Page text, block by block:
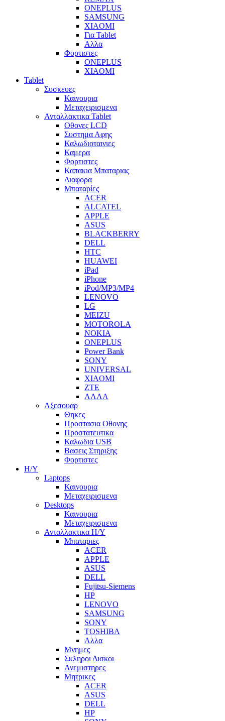
ONEPLUS
SAMSUNG
XIAOMI
Για Tablet
Αλλα
Φορτιστες
ONEPLUS
XIAOMI
Tablet
Συσκευες
Καινουρια
Μεταχειρισμενα
Ανταλλακτικα Tablet
Οθονες LCD
Συστημα Αφης
Καλωδιοταινιες
Καμερα
Φορτιστες
Καπακια Μπαταριας
Διαφορα
Μπαταρίες
ACER
ALCATEL
APPLE
ASUS
BLACKBERRY
DELL
HTC
HUAWEI
iPad
iPhone
iPod/MP3/MP4
LENOVO
LG
MEIZU
MOTOROLA
NOKIA
ONEPLUS
Power Bank
SONY
UNIVERSAL
XIAOMI
ZTE
ΑΛΛΑ
Αξεσουαρ
Θηκες
Προστασια Οθονης
Προστατευτικα
Καλωδια USB
Βασεις Στηριξης
Φορτιστες
Η/Υ
Laptops
Καινουρια
Μεταχειρισμενα
Desktops
Καινουρια
Μεταχειρισμενα
Ανταλλακτικα H/Y
Μπαταριες
ACER
APPLE
ASUS
DELL
Fujitsu-Siemens
HP
LENOVO
SAMSUNG
SONY
TOSHIBA
Αλλα
Μνημες
Σκληροι Δισκοι
Ανεμιστηρες
Μητρικες
ACER
ASUS
DELL
HP